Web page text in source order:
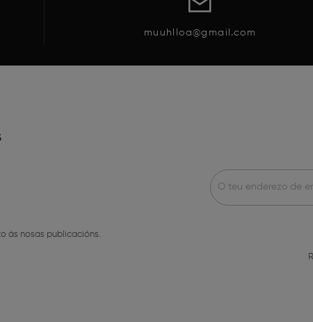
muuhlloa@gmail.com
ás nosas publicacións.